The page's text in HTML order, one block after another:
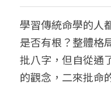
八字雜記
心靈成長
人氣最高
Podcast聽書
團隊訓練營
八字視頻
線上學苑
八字初階班1
八字初階班2
命理商城
八字完整班
我的著作
學習傳統命學的人
是否有根？整體格
批八字，但自從通
的觀念，二來批命
Podcast聽書
八字線上批命